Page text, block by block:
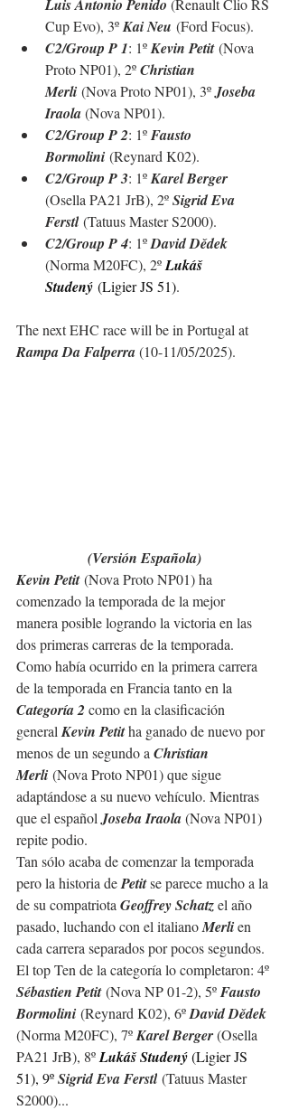
Luis Antonio Penido
Cup Evo), 3º Kai Neu (Ford Focus).
C2/Group P 1: 1º Kevin Petit (Nova
Proto NP01), 2º Christian
Merli (Nova Proto NP01), 3º Joseba
Iraola (Nova NP01).
C2/Group P 2: 1º Fausto
Bormolini (Reynard K02).
C2/Group P 3: 1º Karel Berger
(Osella PA21 JrB), 2º Sigrid Eva
Ferstl (Tatuus Master S2000).
C2/Group P 4: 1º David Dědek
(Norma M20FC), 2º Lukáš
Studený (Ligier JS 51).
The next EHC race will be in Portugal at
Rampa Da Falperra (10-11/05/2025).
(Versión Española)
Kevin Petit (Nova Proto NP01) ha
comenzado la temporada de la mejor
manera posible logrando la victoria en las
dos primeras carreras de la temporada.
Como había ocurrido en la primera carrera
de la temporada en Francia tanto en la
Categoría 2 como en la clasificación
general Kevin Petit ha ganado de nuevo por
menos de un segundo a Christian
Merli (Nova Proto NP01) que sigue
adaptándose a su nuevo vehículo. Mientras
que el español Joseba Iraola (Nova NP01)
repite podio.
Tan sólo acaba de comenzar la temporada
pero la historia de Petit se parece mucho a la
de su compatriota Geoffrey Schatz el año
pasado, luchando con el italiano Merli en
cada carrera separados por pocos segundos.
El top Ten de la categoría lo completaron: 4º
Sébastien Petit (Nova NP 01-2), 5º Fausto
Bormolini (Reynard K02), 6º David Dědek
(Norma M20FC), 7º Karel Berger (Osella
PA21 JrB), 8ºLukáš Studený(Ligier JS
51), 9º Sigrid Eva Ferstl (Tatuus Master
S2000)...